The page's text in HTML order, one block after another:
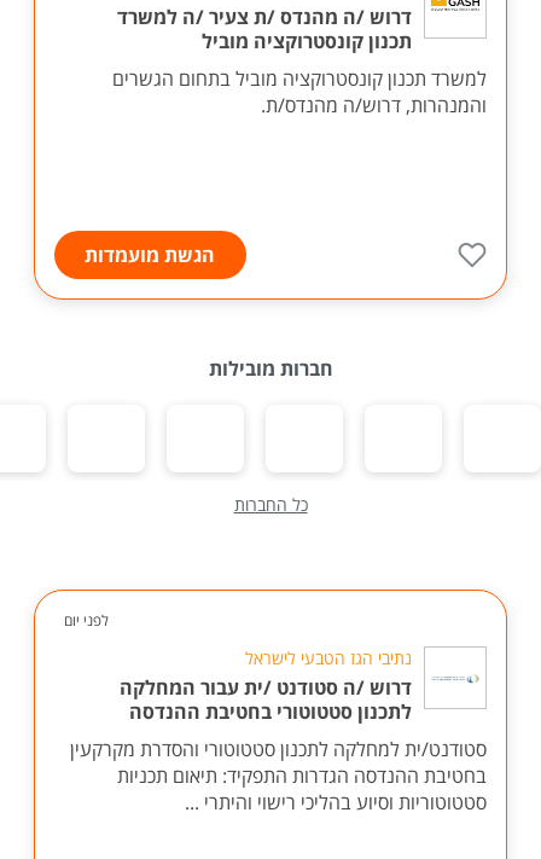
דרוש /ה מהנדס /ת צעיר /ה למשרד
תכנון קונסטרוקציה מוביל
למשרד תכנון קונסטרוקציה מוביל בתחום הגשרים
והמנהרות, דרוש/ה מהנדס/ת.
הגשת מועמדות
חברות מובילות
כל החברות
לפני יום
נתיבי הגז הטבעי לישראל
דרוש /ה סטודנט /ית עבור המחלקה
לתכנון סטטוטורי בחטיבת ההנדסה
סטודנט/ית למחלקה לתכנון סטטוטורי והסדרת מקרקעין
בחטיבת ההנדסה הגדרות התפקיד: תיאום תכניות
סטטוטוריות וסיוע בהליכי רישוי והיתרי ...